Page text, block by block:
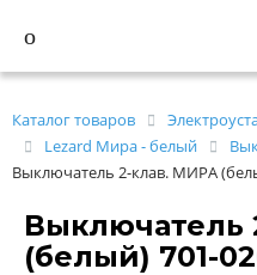
Каталог товаров
Lezard Мира - белый
Выключатель 2-клав. МИРА
Выключатель
(белый) 701-